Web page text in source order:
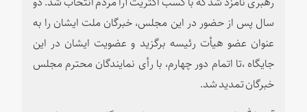
سال پس از حضور در این مجلس، خبرگان ملت ایشان را به
عنوان عضو هیأت رئیسه برگزید و عضویت ایشان در این
جایگاه ،‌تا اتمام دور چهارم، با رأی نمایندگان محترم مجلس
خبرگان تمدید شد.